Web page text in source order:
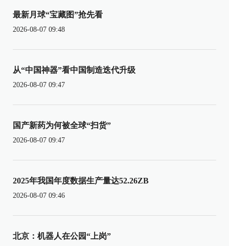
最新月球“宝藏图”抢先看
2026-08-07 09:48
从“中国神器”看中国制造迭代升级
2026-08-07 09:47
国产新药为何被全球“扫货”
2026-08-07 09:47
2025年我国年度数据生产量达52.26ZB
2026-08-07 09:46
北京：机器人在公园“上岗”